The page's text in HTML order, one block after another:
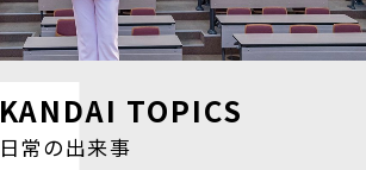
KANDAI TOPICS
日常の出来事